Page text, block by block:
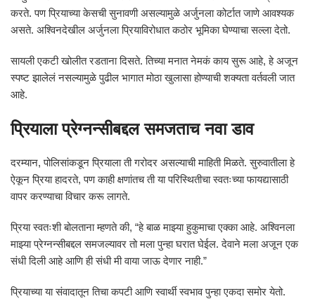
करते. पण प्रियाच्या केसची सुनावणी असल्यामुळे अर्जुनला कोर्टात जाणे आवश्यक
असते. अश्विनदेखील अर्जुनला प्रियाविरोधात कठोर भूमिका घेण्याचा सल्ला देतो.
सायली एकटी खोलीत रडताना दिसते. तिच्या मनात नेमकं काय सुरू आहे, हे अजून
स्पष्ट झालेलं नसल्यामुळे पुढील भागात मोठा खुलासा होण्याची शक्यता वर्तवली जात
आहे.
प्रियाला प्रेग्नन्सीबद्दल समजताच नवा डाव
दरम्यान, पोलिसांकडून प्रियाला ती गरोदर असल्याची माहिती मिळते. सुरुवातीला हे
ऐकून प्रिया हादरते, पण काही क्षणांतच ती या परिस्थितीचा स्वतःच्या फायद्यासाठी
वापर करण्याचा विचार करू लागते.
प्रिया स्वतःशी बोलताना म्हणते की, “हे बाळ माझ्या हुकुमाचा एक्का आहे. अश्विनला
माझ्या प्रेग्नन्सीबद्दल समजल्यावर तो मला पुन्हा घरात घेईल. देवाने मला अजून एक
संधी दिली आहे आणि ही संधी मी वाया जाऊ देणार नाही.”
प्रियाच्या या संवादातून तिचा कपटी आणि स्वार्थी स्वभाव पुन्हा एकदा समोर येतो.